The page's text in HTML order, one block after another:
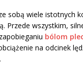
sobą wiele istotnych
Przede wszystkim,
bólom
na odcinek